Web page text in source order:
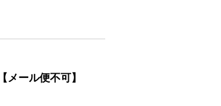
ール便不可】